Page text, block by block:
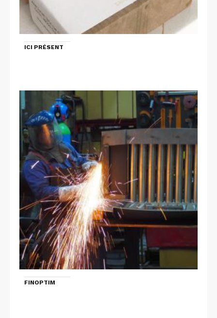
ICI PRÉSENT
FINOPTIM